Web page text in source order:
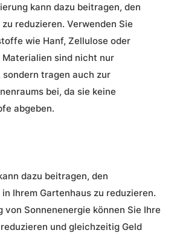
kann dazu beitragen, den
reduzieren. Verwenden Sie
wie Hanf, Zellulose oder
sind nicht nur
tragen auch zur
bei, da sie keine
abgeben.
dazu beitragen, den
Ihrem Gartenhaus zu reduzieren.
von Sonnenenergie können Sie Ihre
und gleichzeitig Geld